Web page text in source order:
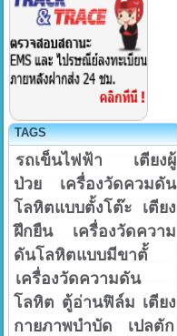
TAGS
รถเข็นไฟฟ้า
เตียงผู้
ป่วย
เครื่องวัดควมดัน
โลหิตแบบตั้งโต๊ะ
เตียง
ฝึกยืน
เครื่องวัดความ
ดันโลหิตแบบมีขาตั้
เครื่องวัดความดัน
โลหิต ตู้อ่านฟิล์ม เตียง
กายภาพบำบัด
เปลตัก